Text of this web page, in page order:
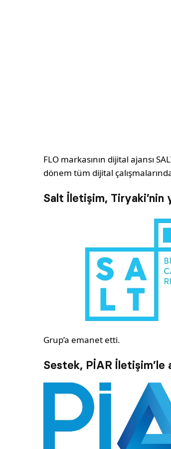
FLO markasının dijital ajansı
dönem tüm dijital
Salt İletişim, Tiryaki’nin
Grup’a emanet etti.
Sestek, PİAR İletişim’le